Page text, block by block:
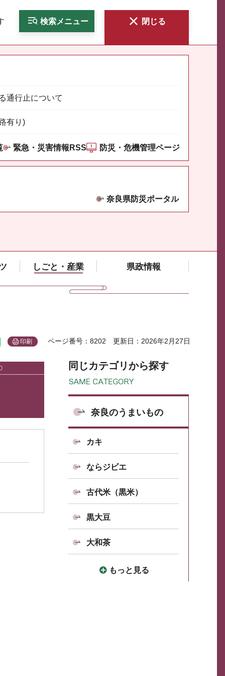
検索メニュー 閉じる
通行止について
有り)
緊急・災害情報RSS 防災・危機管理ページ
奈良県防災ポータル
しごと・産業 県政情報
印刷 ページ番号：8202 更新日：2026年2月27日
同じカテゴリから探す
奈良のうまいもの
カキ
ならジビエ
古代米（黒米）
黒大豆
大和茶
もっと見る